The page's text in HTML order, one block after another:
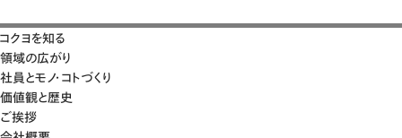
コクヨを知る
領域の広がり
社員とモノ・コトづくり
価値観と歴史
ご挨拶